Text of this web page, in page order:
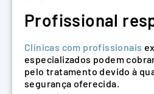
Profissional
Clínicas com profissionais
especializados podem
pelo tratamento devido à
segurança oferecida.